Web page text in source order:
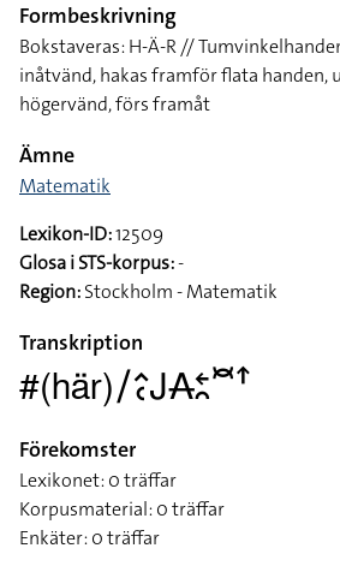
Formbeskrivning
Bokstaveras: H-Ä-R //
inåtvänd, hakas framför flata handen,
högervänd, förs framåt
Ämne
Matematik
Lexikon-ID:12509
Glosa i STS-korpus:-
Region:Stockholm - Matematik
Transkription
#(här)􌥠􌤵􌥗􌤢􌥄􌥓􌥘􌥫􌦃
Förekomster
Lexikonet: 0 träffar
Korpusmaterial: 0 träffar
Enkäter: 0 träffar